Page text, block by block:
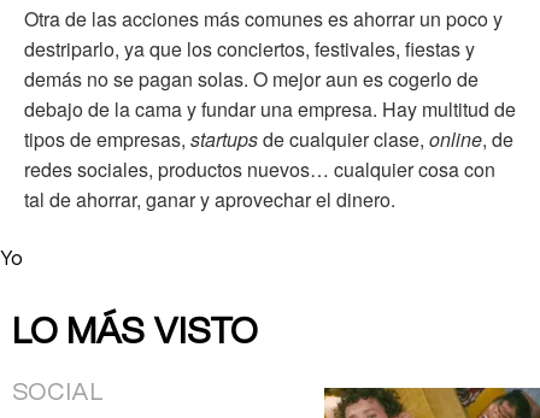
Otra de las acciones más comunes es ahorrar un poco y
destriparlo, ya que los conciertos, festivales, fiestas y
demás no se pagan solas. O mejor aun es cogerlo de
debajo de la cama y fundar una empresa. Hay multitud de
tipos de empresas, startupsde cualquier clase, online, de
redes sociales, productos nuevos… cualquier cosa con
tal de ahorrar, ganar y aprovechar el dinero.
Yo
LO MÁS VISTO
SOCIAL